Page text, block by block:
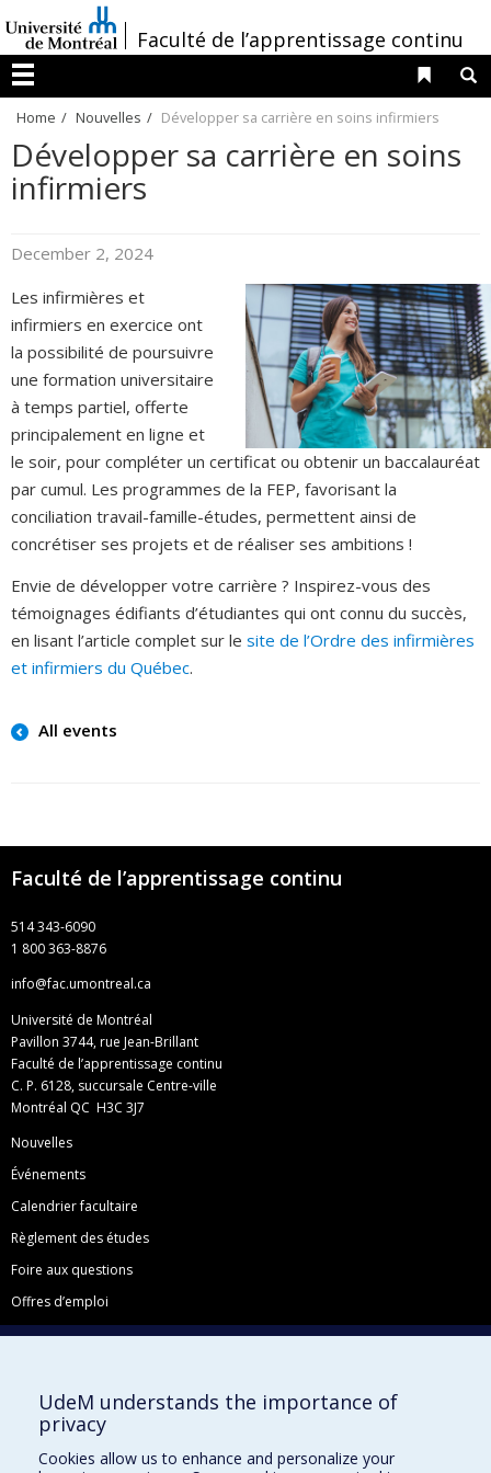
au
contenu
/Faculté de l’apprentissage continu
Menu
Liens
Home Nouvelles Développer sa carrière en soins infirmiers
Développer sa carrière en soins
infirmiers
December 2, 2024
Les infirmières et
infirmiers en exercice ont
la possibilité de poursuivre
une formation universitaire
à temps partiel, offerte
principalement en ligne et
le soir, pour compléter un certificat ou obtenir un baccalauréat
par cumul. Les programmes de la FEP, favorisant la
conciliation travail-famille-études, permettent ainsi de
concrétiser ses projets et de réaliser ses ambitions !
Envie de développer votre carrière ? Inspirez-vous des
témoignages édifiants d’étudiantes qui ont connu du succès,
en lisant l’article complet sur le site de l’Ordre des infirmières
et infirmiers du Québec.
All events
Faculté de l’apprentissage continu
514 343-6090
1 800 363-8876
info@fac.umontreal.ca
Université de Montréal
Pavillon 3744, rue Jean-Brillant
Faculté de l’apprentissage continu
C. P. 6128, succursale Centre-ville
Montréal QC H3C 3J7
Nouvelles
Événements
Calendrier facultaire
Règlement des études
Foire aux questions
Offres d’emploi
Facebook
LinkedIn
YouTube
Toutes nos présences sociales
UdeM understands the importance of
privacy
Cookies allow us to enhance and personalize your